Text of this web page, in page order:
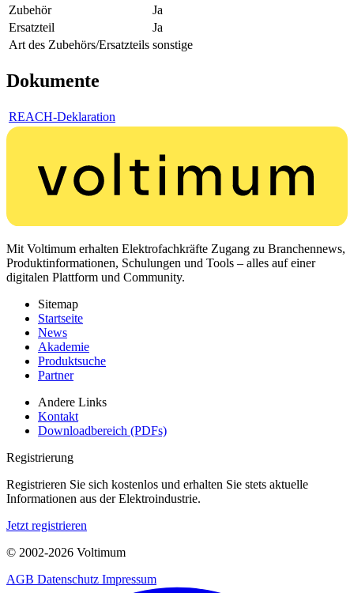
Zubehör
Ja
Ersatzteil
Ja
Art des Zubehörs/Ersatzteils sonstige
Dokumente
REACH-Deklaration
Mit Voltimum erhalten Elektrofachkräfte Zugang zu Branchennews,
Produktinformationen, Schulungen und Tools – alles auf einer
digitalen Plattform und Community.
Sitemap
Startseite
News
Akademie
Produktsuche
Partner
Andere Links
Kontakt
Downloadbereich (PDFs)
Registrierung
Registrieren Sie sich kostenlos und erhalten Sie stets aktuelle
Informationen aus der Elektroindustrie.
Jetzt registrieren
© 2002-2026 Voltimum
AGB Datenschutz Impressum